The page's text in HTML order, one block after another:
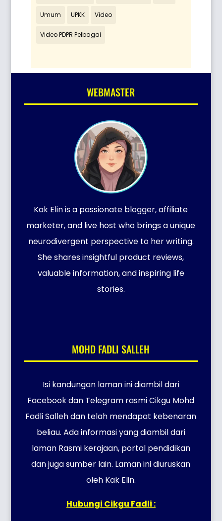
Umum UPKK Video
Video PDPR Pelbagai
WEBMASTER
Kak Elin is a passionate blogger, affiliate
marketer, and live host who brings a unique
neurodivergent perspective to her writing.
She shares insightful product reviews,
valuable information, and inspiring life
stories.
MOHD FADLI SALLEH
Isi kandungan laman ini diambil dari
Facebook dan Telegram rasmi Cikgu Mohd
Fadli Salleh dan telah mendapat kebenaran
beliau. Ada informasi yang diambil dari
laman Rasmi kerajaan, portal pendidikan
dan juga sumber lain. Laman ini diuruskan
oleh Kak Elin.
Hubungi Cikgu Fadli :